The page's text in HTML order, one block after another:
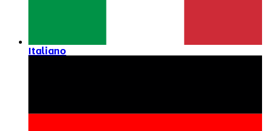
Italiano